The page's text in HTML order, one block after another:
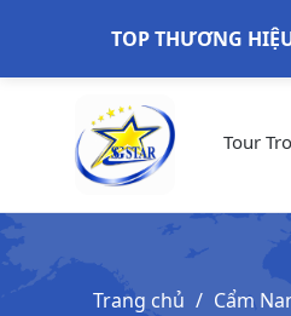
TOP THƯƠNG
Tour
Trang chủ Cẩm